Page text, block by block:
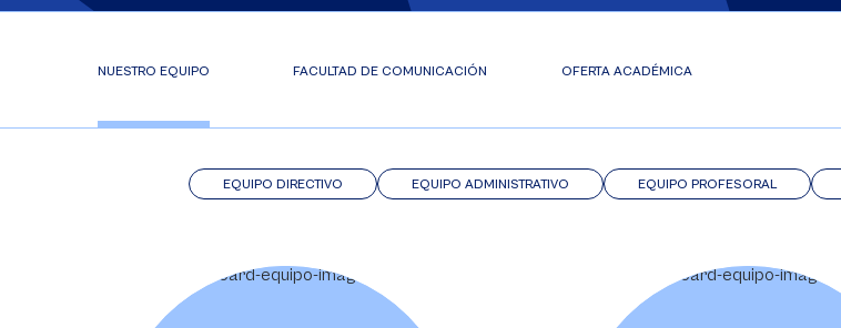
NUESTRO EQUIPO FACULTAD DE COMUNICACIÓN OFERTA ACADÉMICA
EQUIPO PROFESORAL
EQUIPO ADMINISTRATIVO
EQUIPO DIRECTIVO